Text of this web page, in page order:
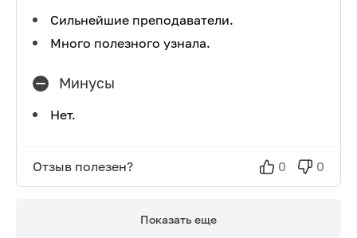
Сильнейшие преподаватели.
Много полезного узнала.
Минусы
Нет.
Отзыв полезен? 0 0
Показать еще